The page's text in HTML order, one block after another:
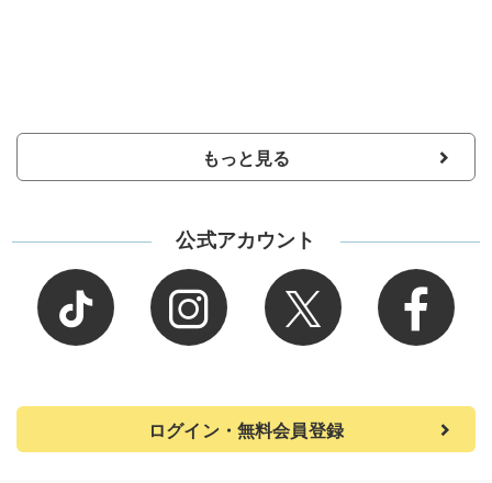
もっと見る
公式アカウント
ログイン・無料会員登録